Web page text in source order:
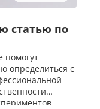
статью по
помогут
определиться с